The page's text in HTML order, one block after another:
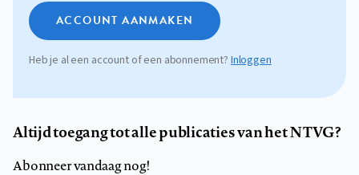
ACCOUNT AANMAKEN
Heb je al een account of een abonnement? Inloggen
Altijd toegang tot alle publicaties van het NTVG?
Abonneer vandaag nog!